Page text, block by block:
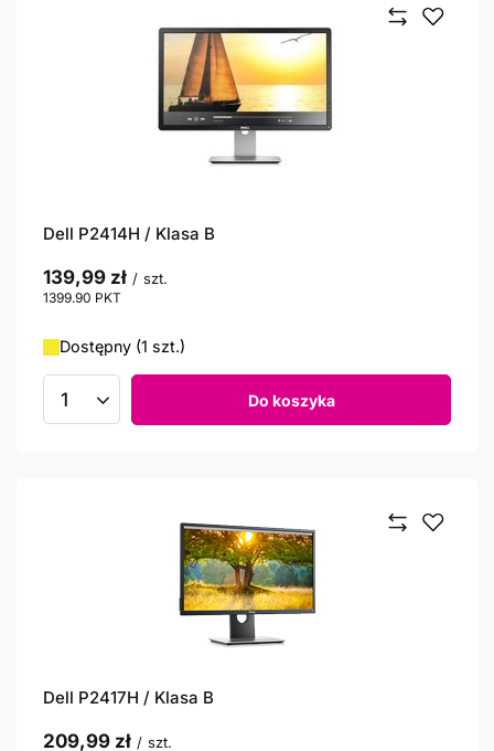
Dell P2414H / Klasa B
139,99 zł / szt.
1399.90 PKT
Dostępny (1 szt.)
Ilość produktów Do koszyka
Dell P2417H / Klasa B
209,99 zł / szt.